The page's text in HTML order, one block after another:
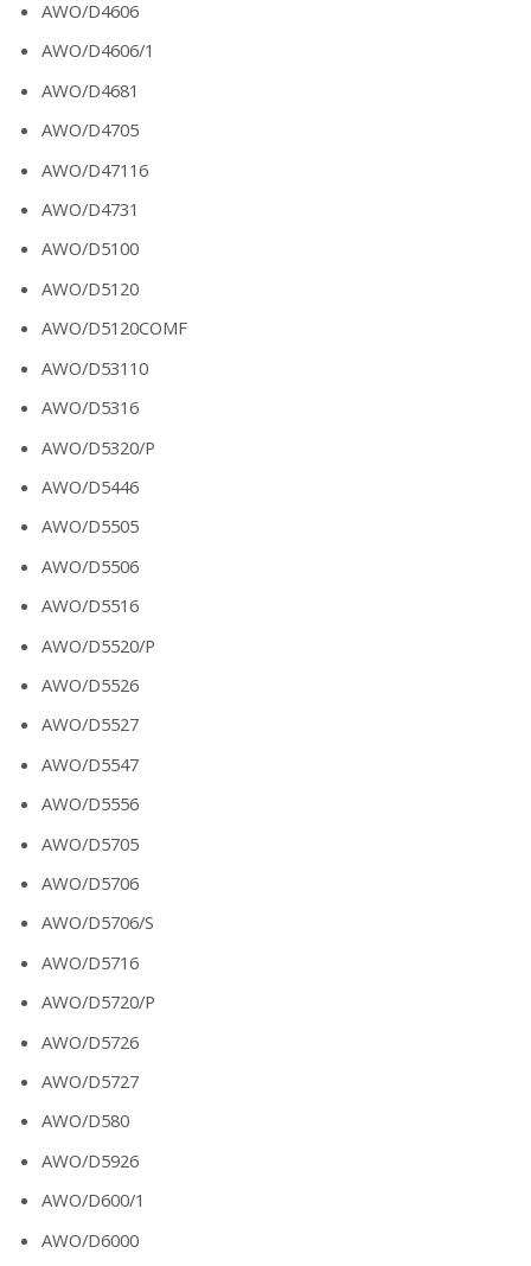
AWO/D4606
AWO/D4606/1
AWO/D4681
AWO/D4705
AWO/D47116
AWO/D4731
AWO/D5100
AWO/D5120
AWO/D5120COMF
AWO/D53110
AWO/D5316
AWO/D5320/P
AWO/D5446
AWO/D5505
AWO/D5506
AWO/D5516
AWO/D5520/P
AWO/D5526
AWO/D5527
AWO/D5547
AWO/D5556
AWO/D5705
AWO/D5706
AWO/D5706/S
AWO/D5716
AWO/D5720/P
AWO/D5726
AWO/D5727
AWO/D580
AWO/D5926
AWO/D600/1
AWO/D6000